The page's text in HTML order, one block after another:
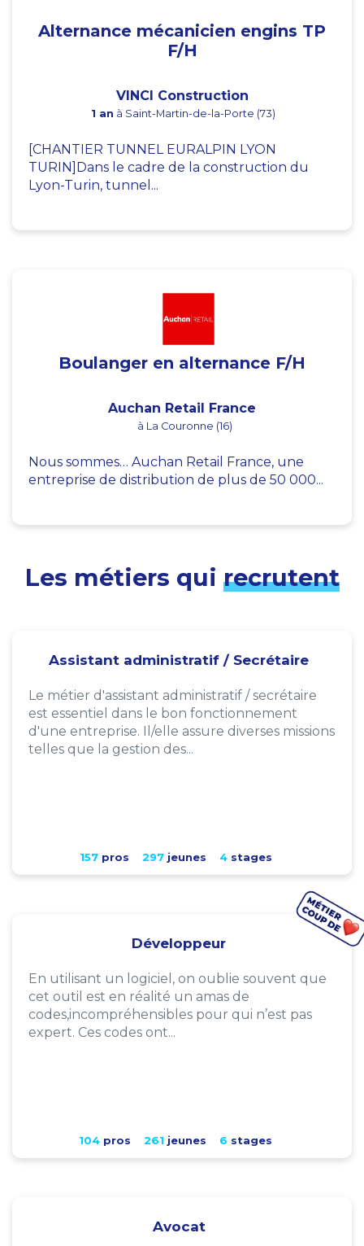
Alternance mécanicien engins TP
F/H
VINCI Construction
1 an à Saint-Martin-de-la-Porte (73)
[CHANTIER TUNNEL EURALPIN LYON
TURIN]Dans le cadre de la construction du
Lyon-Turin, tunnel...
Boulanger en alternance F/H
Auchan Retail France
à La Couronne (16)
Nous sommes… Auchan Retail France, une
entreprise de distribution de plus de 50 000...
Les métiers qui recrutent
Assistant administratif / Secrétaire
Le métier d'assistant administratif / secrétaire
est essentiel dans le bon fonctionnement
d'une entreprise. Il/elle assure diverses missions
telles que la gestion des...
157pros 297jeunes 4stages
Développeur
En utilisant un logiciel, on oublie souvent que
cet outil est en réalité un amas de
codes,incompréhensibles pour qui n’est pas
expert. Ces codes ont...
104 pros 261 jeunes 6 stages
Avocat